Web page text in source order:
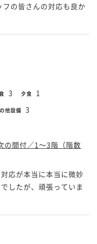
の皆さんの対応も良か
3 夕食 1
他設備 3
の間付／1～3階（階数
応が本当に本当に微妙
したが、頑張っていま